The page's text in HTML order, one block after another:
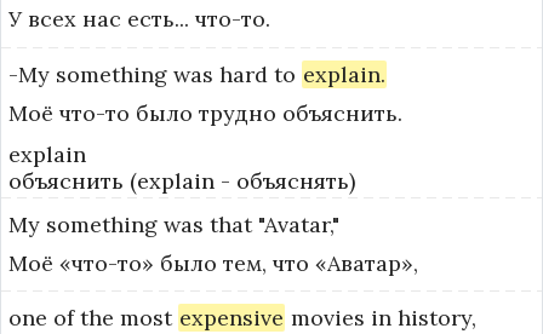
У всех нас есть... что-то.
-My something was hard to explain.
Моё что-то было трудно объяснить.
explain
объяснить (explain - объяснять)
My something was that "Avatar,"
Моё «что-то» было тем, что «Аватар»,
one of the most expensive movies in history,